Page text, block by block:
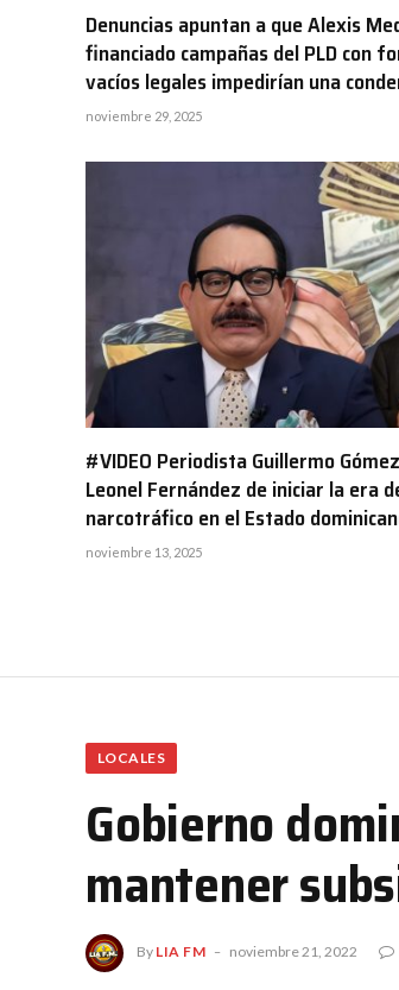
Denuncias apuntan a que Alexis
financiado campañas del PLD con
vacíos legales impedirían una
noviembre 29, 2025
#VIDEO Periodista Guillermo
Leonel Fernández de iniciar la era
narcotráfico en el Estado
noviembre 13, 2025
LOCALES
Gobierno
mantener
By LIA FM noviembre 21, 2022